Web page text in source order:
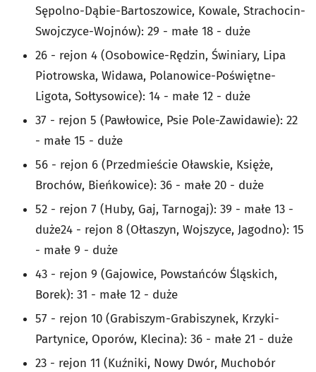
Sępolno-Dąbie-Bartoszowice, Kowale, Strachocin-
Swojczyce-Wojnów): 29 - małe 18 - duże
26 - rejon 4 (Osobowice-Rędzin, Świniary, Lipa
Piotrowska, Widawa, Polanowice-Poświętne-
Ligota, Sołtysowice): 14 - małe 12 - duże
37 - rejon 5 (Pawłowice, Psie Pole-Zawidawie): 22
- małe 15 - duże
56 - rejon 6 (Przedmieście Oławskie, Księże,
Brochów, Bieńkowice): 36 - małe 20 - duże
52 - rejon 7 (Huby, Gaj, Tarnogaj): 39 - małe 13 -
duże24 - rejon 8 (Ołtaszyn, Wojszyce, Jagodno): 15
- małe 9 - duże
43 - rejon 9 (Gajowice, Powstańców Śląskich,
Borek): 31 - małe 12 - duże
57 - rejon 10 (Grabiszym-Grabiszynek, Krzyki-
Partynice, Oporów, Klecina): 36 - małe 21 - duże
23 - rejon 11 (Kuźniki, Nowy Dwór, Muchobór